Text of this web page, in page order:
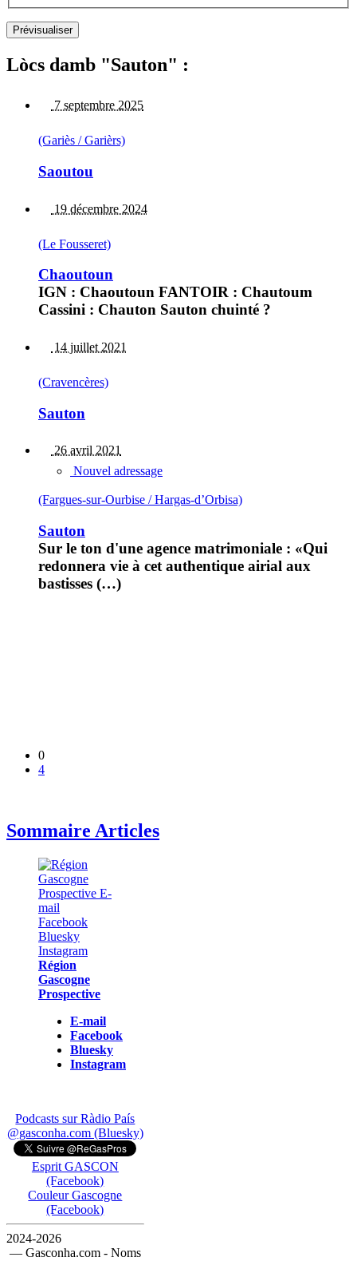
Lòcs damb "Sauton" :
7 septembre 2025
(Gariès / Garièrs)
Saoutou
19 décembre 2024
(Le Fousseret)
Chaoutoun
IGN : Chaoutoun FANTOIR : Chautoum
Cassini : Chauton Sauton chuinté ?
14 juillet 2021
(Cravencères)
Sauton
26 avril 2021
Nouvel adressage
(Fargues-sur-Ourbise / Hargas-d’Orbisa)
Sauton
Sur le ton d'une agence matrimoniale : «Qui
redonnera vie à cet authentique airial aux
bastisses (…)
0
4
Sommaire Articles
Région
Gascogne
Prospective
E-mail
Facebook
Bluesky
Instagram
Podcasts sur Ràdio País
@gasconha.com (Bluesky)
Esprit GASCON
(Facebook)
Couleur Gascogne
(Facebook)
2024-2026
— Gasconha.com - Noms